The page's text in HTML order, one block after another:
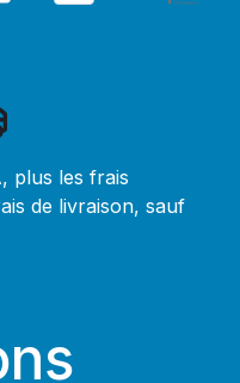
plus les frais
de livraison, sauf